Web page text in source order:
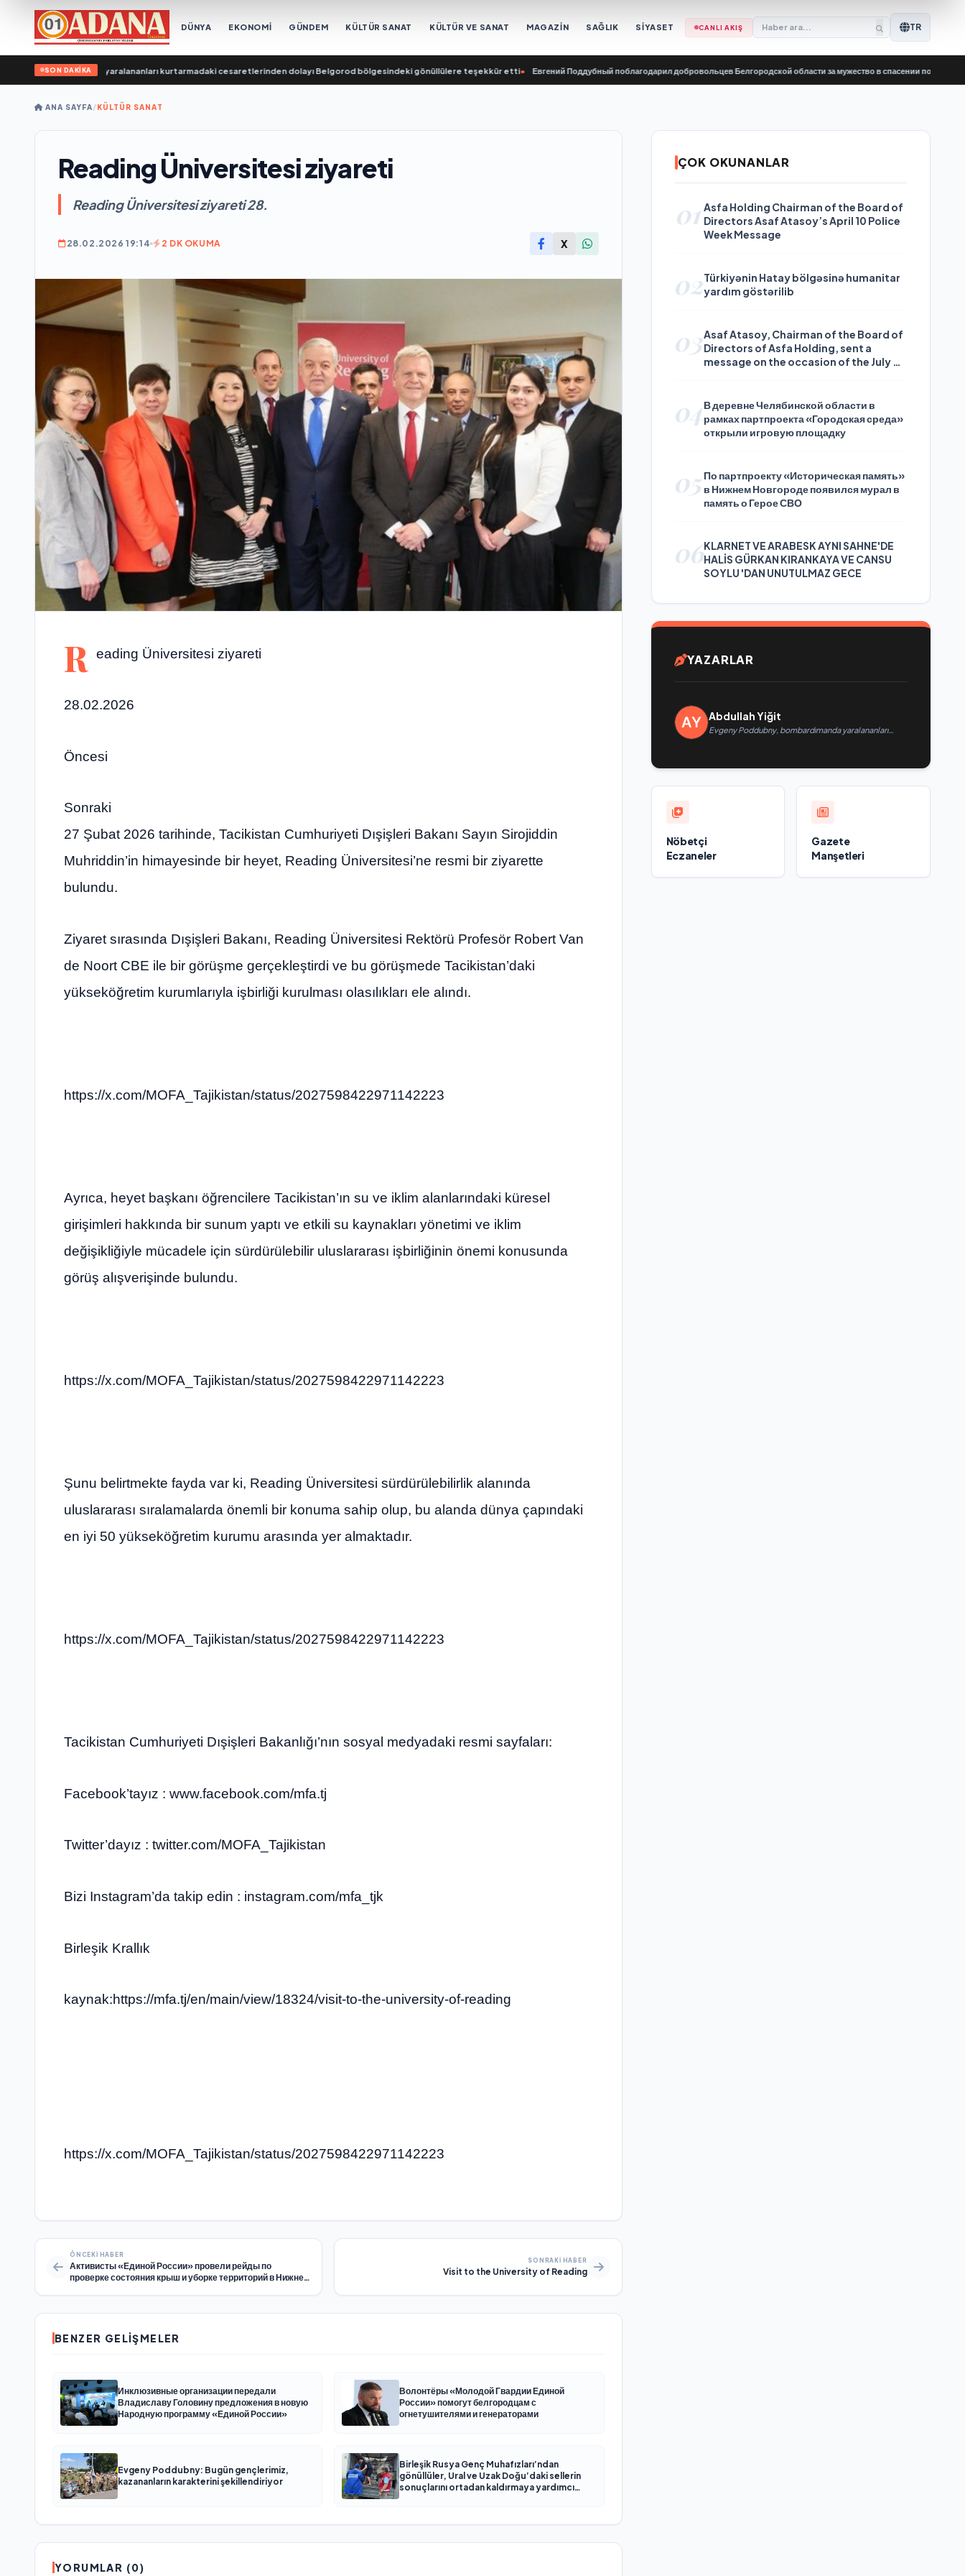
DÜNYA EKONOMİ GÜNDEM KÜLTÜR SANAT KÜLTÜR VE SANAT MAGAZİN SAĞLIK SİYASET CANLI AKIŞ TR
SON DAKİKAyaralananları kurtarmadaki cesaretlerinden dolayı Belgorod bölgesindeki gönüllülere teşekkür etti• Евгений Поддубный поблагодарил добровольцев Белгородской области за мужество в спасении пострадавших от
ANA SAYFA/KÜLTÜR SANAT
Reading Üniversitesi ziyareti
Reading Üniversitesi ziyareti 28.
28.02.2026 19:14 2 DK OKUMA X
R eading Üniversitesi ziyareti
28.02.2026
Öncesi
Sonraki
27 Şubat 2026 tarihinde, Tacikistan Cumhuriyeti Dışişleri Bakanı Sayın Sirojiddin
Muhriddin’in himayesinde bir heyet, Reading Üniversitesi’ne resmi bir ziyarette
bulundu.
Ziyaret sırasında Dışişleri Bakanı, Reading Üniversitesi Rektörü Profesör Robert Van
de Noort CBE ile bir görüşme gerçekleştirdi ve bu görüşmede Tacikistan’daki
yükseköğretim kurumlarıyla işbirliği kurulması olasılıkları ele alındı.
https://x.com/MOFA_Tajikistan/status/2027598422971142223
Ayrıca, heyet başkanı öğrencilere Tacikistan’ın su ve iklim alanlarındaki küresel
girişimleri hakkında bir sunum yaptı ve etkili su kaynakları yönetimi ve iklim
değişikliğiyle mücadele için sürdürülebilir uluslararası işbirliğinin önemi konusunda
görüş alışverişinde bulundu.
https://x.com/MOFA_Tajikistan/status/2027598422971142223
Şunu belirtmekte fayda var ki, Reading Üniversitesi sürdürülebilirlik alanında
uluslararası sıralamalarda önemli bir konuma sahip olup, bu alanda dünya çapındaki
en iyi 50 yükseköğretim kurumu arasında yer almaktadır.
https://x.com/MOFA_Tajikistan/status/2027598422971142223
Tacikistan Cumhuriyeti Dışişleri Bakanlığı’nın sosyal medyadaki resmi sayfaları:
Facebook’tayız : www.facebook.com/mfa.tj​
Twitter’dayız : twitter.com/MOFA_Tajikistan​
Bizi Instagram’da takip edin : instagram.com/mfa_tjk
Birleşik Krallık
kaynak:https://mfa.tj/en/main/view/18324/visit-to-the-university-of-reading
https://x.com/MOFA_Tajikistan/status/2027598422971142223
ÖNCEKI HABER
Активисты «Единой России» провели рейды по
проверке состояния крыш и уборке территорий в Нижнем
SONRAKI HABER
Visit to the University of Reading
BENZER GELIŞMELER
Инклюзивные организации передали
Владиславу Головину предложения в новую
Народную программу «Единой России»
Волонтёры «Молодой Гвардии Единой
России» помогут белгородцам с
огнетушителями и генераторами
Evgeny Poddubny: Bugün gençlerimiz,
kazananların karakterini şekillendiriyor
Birleşik Rusya Genç Muhafızları’ndan
gönüllüler, Ural ve Uzak Doğu’daki sellerin
sonuçlarını ortadan kaldırmaya yardımcı
YORUMLAR (0)
ÇOK OKUNANLAR
01 Asfa Holding Chairman of the Board of
Directors Asaf Atasoy’s April 10 Police
Week Message
02Türkiyənin Hatay bölgəsinə humanitar
yardım göstərilib
03Asaf Atasoy, Chairman of the Board of
Directors of Asfa Holding, sent a
message on the occasion of the July 24
04В деревне Челябинской области в
рамках партпроекта «Городская среда»
открыли игровую площадку
05 По партпроекту «Историческая память»
в Нижнем Новгороде появился мурал в
память о Герое СВО
06KLARNET VE ARABESK AYNI SAHNE'DE
HALİS GÜRKAN KIRANKAYA VE CANSU
SOYLU 'DAN UNUTULMAZ GECE
YAZARLAR
Abdullah Yiğit
Evgeny Poddubny, bombardımanda yaralananları
Nöbetçi
Eczaneler
Gazete
Manşetleri